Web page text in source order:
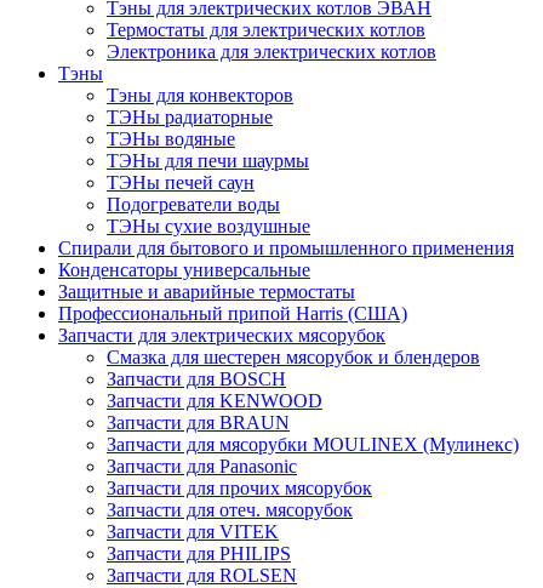
Тэны для электрических котлов ЭВАН
Термостаты для электрических котлов
Электроника для электрических котлов
Тэны
Тэны для конвекторов
ТЭНы радиаторные
ТЭНы водяные
ТЭНы для печи шаурмы
ТЭНы печей саун
Подогреватели воды
ТЭНы сухие воздушные
Спирали для бытового и промышленного применения
Конденсаторы универсальные
Защитные и аварийные термостаты
Профессиональный припой Harris (США)
Запчасти для электрических мясорубок
Смазка для шестерен мясорубок и блендеров
Запчасти для BOSCH
Запчасти для KENWOOD
Запчасти для BRAUN
Запчасти для мясорубки MOULINEX (Мулинекс)
Запчасти для Panasonic
Запчасти для прочих мясорубок
Запчасти для отеч. мясорубок
Запчасти для VITEK
Запчасти для PHILIPS
Запчасти для ROLSEN